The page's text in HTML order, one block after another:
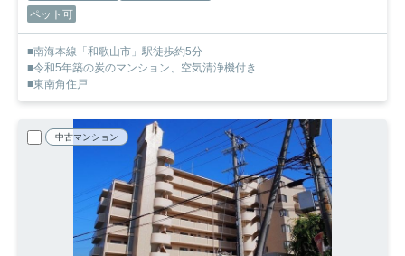
ペット可
■南海本線「和歌山市」駅徒歩約5分
■令和5年築の炭のマンション、空気清浄機付き
■東南角住戸
中古マンション